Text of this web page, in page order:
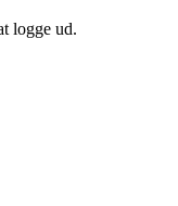
logge ud.